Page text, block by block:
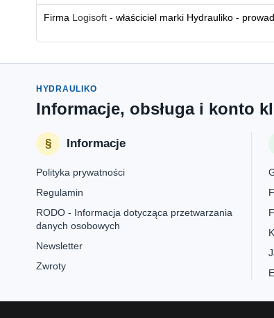
Firma Logisoft - właściciel marki Hydrauliko -
HYDRAULIKO
Informacje, obsługa i konto
Informacje
Polityka prywatności
Regulamin
RODO - Informacja dotycząca przetwarzania
danych osobowych
Newsletter
Zwroty